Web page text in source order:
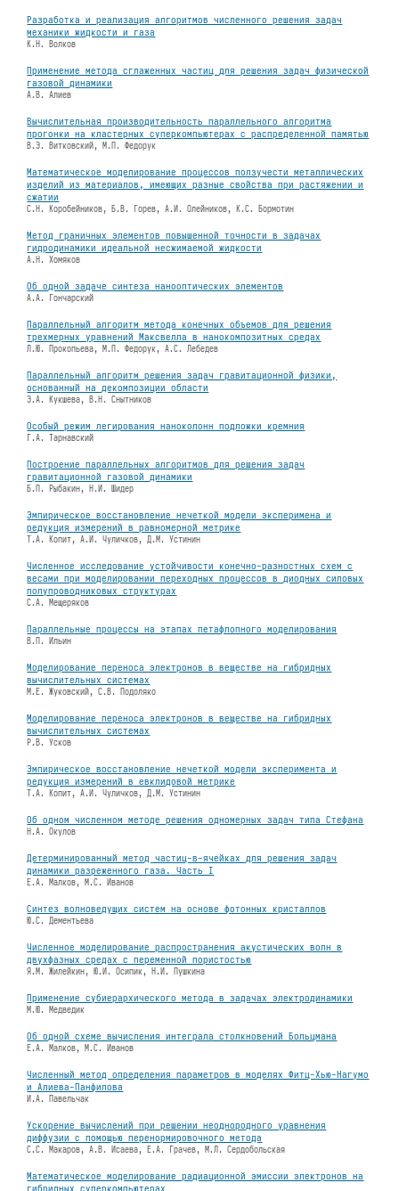
Разработка и реализация алгоритмов численного решения задач
механики жидкости и газа
К.Н. Волков
Применение метода сглаженных частиц для решения задач физической
газовой динамики
А.В. Алиев
Вычислительная производительность параллельного алгоритма
прогонки на кластерных суперкомпьютерах с распределенной памятью
В.Э. Витковский, М.П. Федорук
Математическое моделирование процессов ползучести металлических
изделий из материалов, имеющих разные свойства при растяжении и
сжатии
С.Н. Коробейников, Б.В. Горев, А.И. Олейников, К.С. Бормотин
Метод граничных элементов повышенной точности в задачах
гидродинамики идеальной несжимаемой жидкости
А.Н. Хомяков
Об одной задаче синтеза нанооптических элементов
А.А. Гончарский
Параллельный алгоритм метода конечных объемов для решения
трехмерных уравнений Максвелла в нанокомпозитных средах
Л.Ю. Прокопьева, М.П. Федорук, А.С. Лебедев
Параллельный алгоритм решения задач гравитационной физики,
основанный на декомпозиции области
Э.А. Кукшева, В.Н. Снытников
Особый режим легирования наноколонн подложки кремния
Г.А. Тарнавский
Построение параллельных алгоритмов для решения задач
гравитационной газовой динамики
Б.П. Рыбакин, Н.И. Шидер
Эмпирическое восстановление нечеткой модели эксперимена и
редукция измерений в равномерной метрике
Т.А. Копит, А.И. Чуличков, Д.М. Устинин
Численное исследование устойчивости конечно-разностных схем с
весами при моделировании переходных процессов в диодных силовых
полупроводниковых структурах
С.А. Мещеряков
Параллельные процессы на этапах петафлопного моделирования
В.П. Ильин
Моделирование переноса электронов в веществе на гибридных
вычислительных системах
М.Е. Жуковский, С.В. Подоляко
Моделирование переноса электронов в веществе на гибридных
вычислительных системах
Р.В. Усков
Эмпирическое восстановление нечеткой модели эксперимента и
редукция измерений в евклидовой метрике
Т.А. Копит, А.И. Чуличков, Д.М. Устинин
Об одном численном методе решения одномерных задач типа Стефана
Н.А. Окулов
Детерминированный метод частиц-в-ячейках для решения задач
динамики разреженного газа. Часть I
Е.А. Малков, М.С. Иванов
Синтез волноведущих систем на основе фотонных кристаллов
Ю.С. Дементьева
Численное моделирование распространения акустических волн в
двухфазных средах с переменной пористостью
Я.М. Жилейкин, Ю.И. Осипик, Н.И. Пушкина
Применение субиерархического метода в задачах электродинамики
М.Ю. Медведик
Об одной схеме вычисления интеграла столкновений Больцмана
Е.А. Малков, М.С. Иванов
Численный метод определения параметров в моделях Фитц-Хью-Нагумо
и Алиева-Панфилова
И.А. Павельчак
Ускорение вычислений при решении неоднородного уравнения
диффузии с помощью перенормировочного метода
С.С. Макаров, А.В. Исаева, Е.А. Грачев, М.Л. Сердобольская
Математическое моделирование радиационной эмиссии электронов на
гибридных суперкомпьютерах